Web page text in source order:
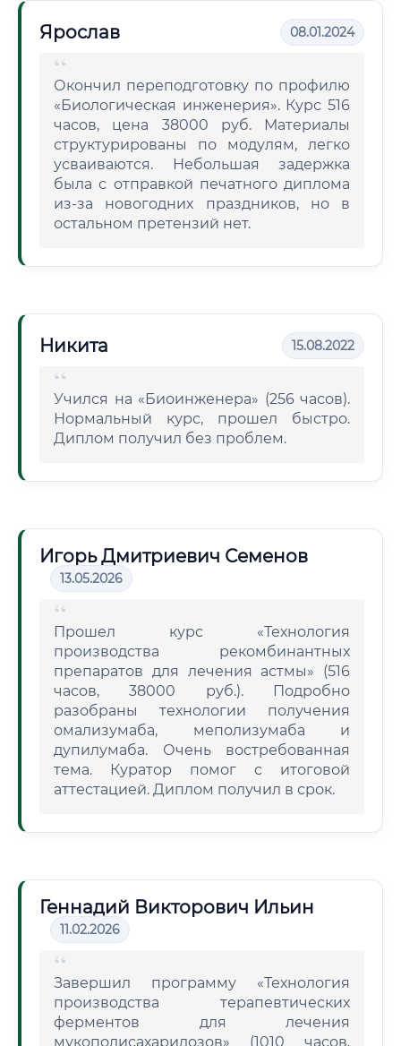
Ярослав 08.01.2024
Окончил переподготовку по профилю
«Биологическая инженерия». Курс 516
часов, цена 38000 руб. Материалы
структурированы по модулям, легко
усваиваются. Небольшая задержка
была с отправкой печатного диплома
из-за новогодних праздников, но в
остальном претензий нет.
Никита 15.08.2022
Учился на «Биоинженера» (256 часов).
Нормальный курс, прошел быстро.
Диплом получил без проблем.
Игорь Дмитриевич Семенов
13.05.2026
Прошел курс «Технология
производства рекомбинантных
препаратов для лечения астмы» (516
часов, 38000 руб.). Подробно
разобраны технологии получения
омализумаба, меполизумаба и
дупилумаба. Очень востребованная
тема. Куратор помог с итоговой
аттестацией. Диплом получил в срок.
Геннадий Викторович Ильин
11.02.2026
Завершил программу «Технология
производства терапевтических
ферментов для лечения
мукополисахаридозов» (1010 часов,